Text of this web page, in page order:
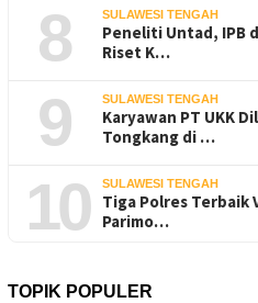
8 SULAWESI TENGAH
Peneliti Untad, IPB
Riset K…
9 SULAWESI TENGAH
Karyawan PT UKK
Tongkang di …
10 SULAWESI TENGAH
Tiga Polres Terbaik
Parimo…
TOPIK POPULER